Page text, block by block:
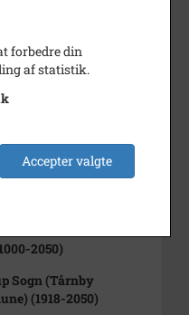
2050)
Sogn (Tårnby
(1918-2050)
forbedre din
af statistik.
Accepter valgte